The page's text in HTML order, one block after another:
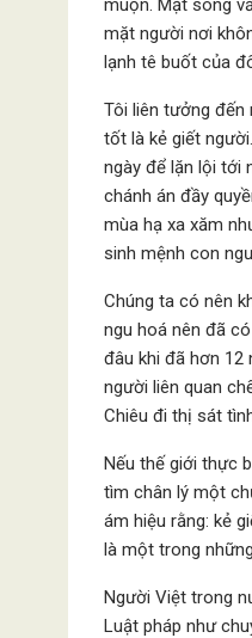
muộn. Mặt sông
mặt người nơi
lạnh tê buốt của
Tôi liên tưởng
tốt là kẻ giết
ngày để lặn lội tới
chánh án đầy
mùa hạ xa xăm
sinh mệnh con
Chúng ta có nên
ngu hoá nên đã
đâu khi đã hơn 12
người liên quan
Chiêu đi thị sát
Nếu thế giới thực
tìm chân lý một
ám hiệu rằng: kẻ
là một trong
Người Việt trong
Luật pháp như